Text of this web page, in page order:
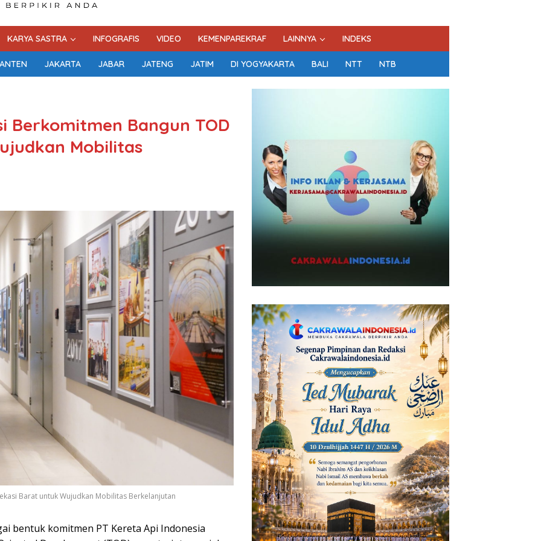
KARYA SASTRA INFOGRAFIS VIDEO KEMENPAREKRAF LAINNYA INDEKS
JAKARTA JABAR JATENG JATIM DI YOGYAKARTA BALI NTT NTB
Berkomitmen Bangun TOD
Mobilitas
Barat untuk Wujudkan Mobilitas Berkelanjutan
bentuk komitmen PT Kereta Api Indonesia